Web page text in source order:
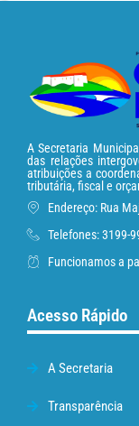
A Secretaria
das relações
atribuições a
tributária, fiscal e
Endereço: Rua
Telefones: 3199-
Funcionamos a
Acesso Rápido
A Secretaria
Transparência